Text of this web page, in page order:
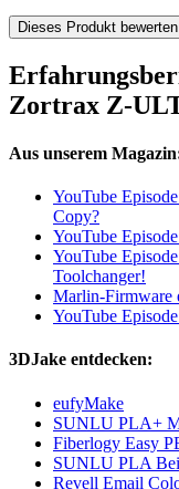
Dieses Produkt bewerten
Zortrax Z-
Aus unserem
YouTube
Copy?
YouTube
YouTube
Toolchanger!
Marlin-Firmware
YouTube
3DJake entdecken:
eufyMake
SUNLU PLA+
Fiberlogy Easy
SUNLU PLA
Revell Email